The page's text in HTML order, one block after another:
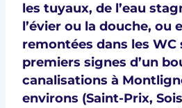
les tuyaux, de l’eau
l’évier ou la douche, ou
remontées dans les WC
premiers signes d’un
canalisations à
environs (Saint-Prix,